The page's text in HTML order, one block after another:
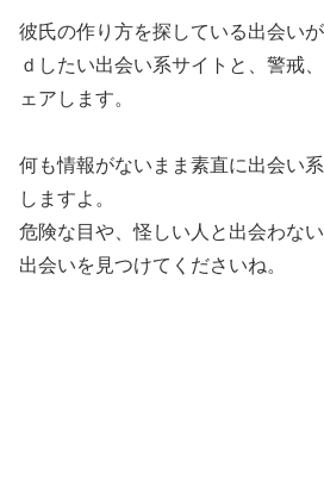
彼氏の作り方を探している出会い
ｄしたい出会い系サイトと、警戒
ェアします。
何も情報がないまま素直に出会い
しますよ。
危険な目や、怪しい人と出会わな
出会いを見つけてくださいね。